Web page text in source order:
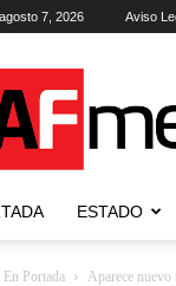
7, 2026 Aviso
de
ESTADO
En Portada Aparece nuevo